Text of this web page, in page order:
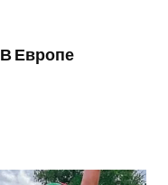
Европе